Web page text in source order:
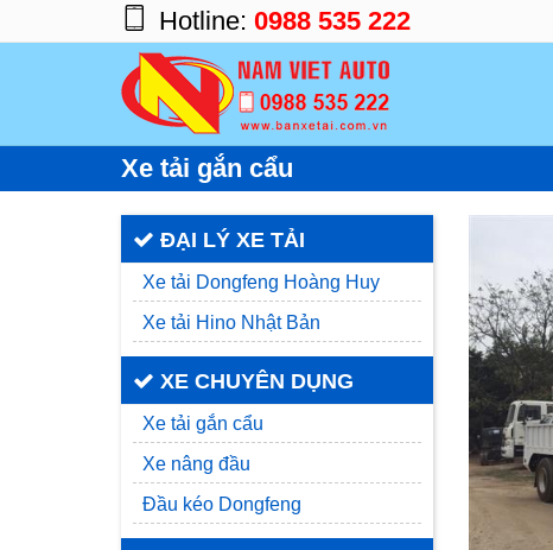
Hotline: 0988 535 222
Xe tải gắn cẩu
ĐẠI LÝ XE TẢI
Xe tải Dongfeng Hoàng Huy
Xe tải Hino Nhật Bản
XE CHUYÊN DỤNG
Xe tải gắn cẩu
Xe nâng đầu
Đầu kéo Dongfeng